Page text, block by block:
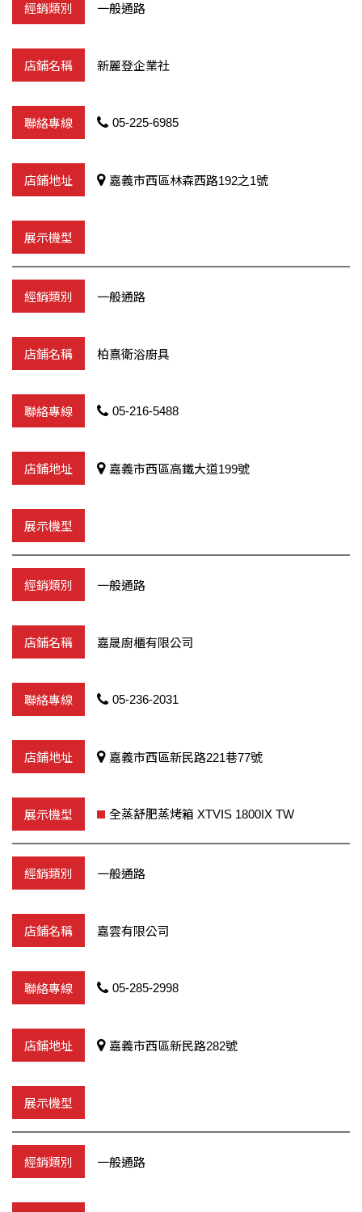
一般通路
新麗登企業社
05-225-6985
嘉義市西區林森西路192之1號
一般通路
柏熹衛浴廚具
05-216-5488
嘉義市西區高鐵大道199號
一般通路
嘉晟廚櫃有限公司
05-236-2031
嘉義市西區新民路221巷77號
全蒸舒肥蒸烤箱 XTVIS 1800IX TW
一般通路
嘉雲有限公司
05-285-2998
嘉義市西區新民路282號
一般通路